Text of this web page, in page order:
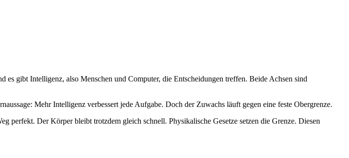
gibt Intelligenz, also Menschen und Computer, die Entscheidungen treffen. Beide Achsen sind
Mehr Intelligenz verbessert jede Aufgabe. Doch der Zuwachs läuft gegen eine feste Obergrenze.
perfekt. Der Körper bleibt trotzdem gleich schnell. Physikalische Gesetze setzen die Grenze. Diesen